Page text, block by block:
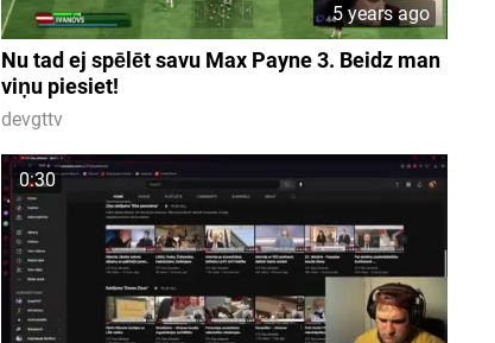
5 years ago
Nu tad ej spēlēt savu Max Payne 3. Beidz man
viņu piesiet!
devgttv
0:30